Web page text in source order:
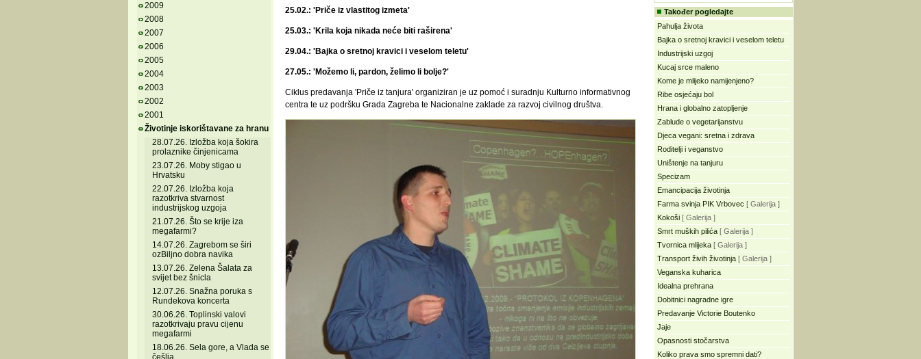
2009
2008
2007
2006
2005
2004
2003
2002
2001
Životinje iskorištavane za hranu
28.07.26. Izložba koja šokira
prolaznike činjenicama
23.07.26. Moby stigao u
Hrvatsku
22.07.26. Izložba koja
razotkriva stvarnost
industrijskog uzgoja
21.07.26. Što se krije iza
megafarmi?
14.07.26. Zagrebom se širi
ozBiljno dobra navika
13.07.26. Zelena Šalata za
svijet bez šnicla
12.07.26. Snažna poruka s
Rundekova koncerta
30.06.26. Toplinski valovi
razotkrivaju pravu cijenu
megafarmi
18.06.26. Sela gore, a Vlada se
češlja
25.02.: 'Priče iz vlastitog izmeta'
25.03.: 'Krila koja nikada neće biti raširena'
29.04.: 'Bajka o sretnoj kravici i veselom teletu'
27.05.: 'Možemo li, pardon, želimo li bolje?'
Ciklus predavanja 'Priče iz tanjura' organiziran je uz pomoć i suradnju Kulturno informativnog
centra te uz podršku Grada Zagreba te Nacionalne zaklade za razvoj civilnog društva.
Također pogledajte
Pahulja života
Bajka o sretnoj kravici i veselom teletu
Industrijski uzgoj
Kucaj srce maleno
Kome je mlijeko namijenjeno?
Ribe osjećaju bol
Hrana i globalno zatopljenje
Zablude o vegetarijanstvu
Djeca vegani: sretna i zdrava
Roditelji i veganstvo
Uništenje na tanjuru
Specizam
Emancipacija životinja
Farma svinja PIK Vrbovec [ Galerija ]
Kokoši [ Galerija ]
Smrt muških pilića [ Galerija ]
Tvornica mlijeka [ Galerija ]
Transport živih životinja [ Galerija ]
Veganska kuharica
Idealna prehrana
Dobitnici nagradne igre
Predavanje Victorie Boutenko
Jaje
Opasnosti stočarstva
Koliko prava smo spremni dati?